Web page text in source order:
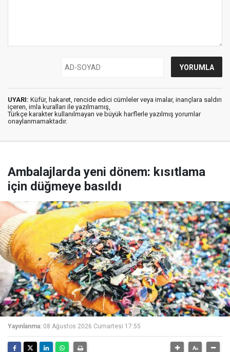
UYARI: Küfür, hakaret, rencide edici cümleler veya imalar, inançlara saldırı
içeren, imla kuralları ile yazılmamış,
Türkçe karakter kullanılmayan ve büyük harflerle yazılmış yorumlar
onaylanmamaktadır.
Ambalajlarda yeni dönem: kısıtlama
için düğmeye basıldı
Yayınlanma: 08 Ağustos 2026 Cumartesi 17:55